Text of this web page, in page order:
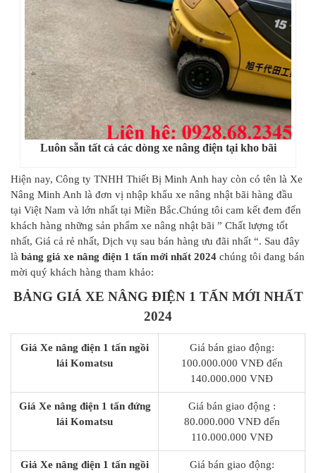
Luôn sẵn tất cả các dòng xe nâng điện tại kho bãi
Hiện nay, Công ty TNHH Thiết Bị Minh Anh hay còn có tên là Xe
Nâng Minh Anh là đơn vị nhập khẩu xe nâng nhật bãi hàng đầu
tại Việt Nam và lớn nhất tại Miền Bắc.Chúng tôi cam kết đem đến
khách hàng những sản phẩm xe nâng nhật bãi ” Chất lượng tốt
nhất, Giá cả rẻ nhất, Dịch vụ sau bán hàng ưu đãi nhất “. Sau đây
là bảng giá xe nâng điện 1 tấn mới nhất 2024 chúng tôi đang bán
mời quý khách hàng tham khảo:
BẢNG GIÁ XE NÂNG ĐIỆN 1 TẤN MỚI NHẤT
2024
Giá Xe nâng điện 1 tấn ngồi
lái Komatsu
Giá bán giao động:
100.000.000 VNĐ đến
140.000.000 VNĐ
Giá Xe nâng điện 1 tấn đứng
lái Komatsu
Giá bán giao động :
80.000.000 VNĐ đến
110.000.000 VNĐ
Giá Xe nâng điện 1 tấn ngồi
Giá bán giao động: